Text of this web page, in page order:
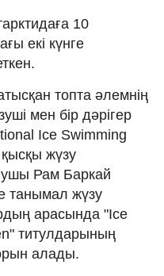
10
екі күнге
топта әлемнің
мен бір дәрігер
Ice Swimming
жүзу
Рам Баркай
танымал жүзу
арасында "Ice
титулдарының
алады.